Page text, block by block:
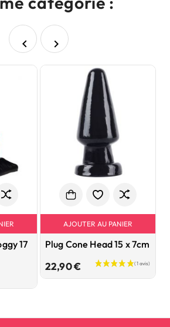
 
17
AJOUTER AU PANIER
Plug Cone Head 15 x 7cm
22,90 €Prix